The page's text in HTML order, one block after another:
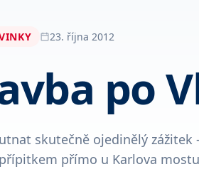
23. října 2012
po
skutečně ojedinělý zážitek
přímo u Karlova